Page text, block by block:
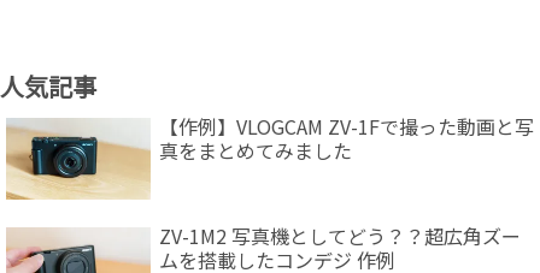
人気記事
【作例】VLOGCAM ZV-1Fで撮った動画と写
真をまとめてみました
ZV-1M2 写真機としてどう？？超広角ズー
ムを搭載したコンデジ 作例